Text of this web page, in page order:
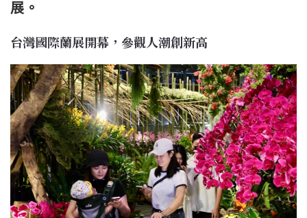
展。
台灣國際蘭展開幕，參觀人潮創新高